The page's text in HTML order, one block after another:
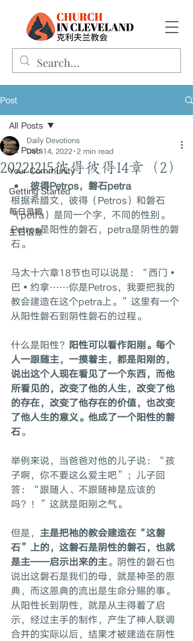
Post
All Posts
Your Community
Getting Started
每日灵粮
主日信息
All Posts
20221215彼得彼得14章（2）
Daily Devotions
Dec 14, 2022 2 min read
彼得Petros，磐石petra
根据希腊文，彼得（Petros）和磐石
（petra）是同一个字，不同的性别。
Petros是阳性的磐石，petra是阴性的磐
石。
马太十六章18节也可以说是：“西门•
巴•约拿⋯⋯你是Petros，我要把我的
教会建造在这个petra上。”这里有一个
从阳性磐石到阴性磐石的过程。
什么是阳性？ 阳性可以看作阳刚。每个
人一跟随主，一摸着主，都是阳刚的，
说出这个人现在看见了一个东西，而他
所看见的，改变了他的人生，改变了他
的存在，改变了他存在的价值，也改变
了他人生的意义。他成了一个阳性的磐
石。
举例来说，当爸爸对他的儿子说：“孩
子啊，你不要这么爱主吧”；儿子回
答：“跟随人、不跟随神是应该的
吗？！”这就是阳刚之气。
但是， 主是把祂的教会建造在“这磐
石”上的，这磐石是阴性的磐石，也就
是主——启示出来的主。阴性的磐石也
说出这磐石是我们的母，就是神圣的恩
典，而这恩典的流出是生命分赐的事。
从阳性长到阴性，就是从主得着了启
示，经过主手的制作，产生了神人联调
合并的实际以后，结果才被建造在阴性